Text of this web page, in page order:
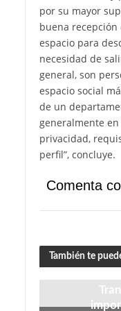
por su mayor
buena
espacio para
necesidad de
general, son
espacio social
de un
generalmente
privacidad,
perfil”, concluye.
Comenta
También te